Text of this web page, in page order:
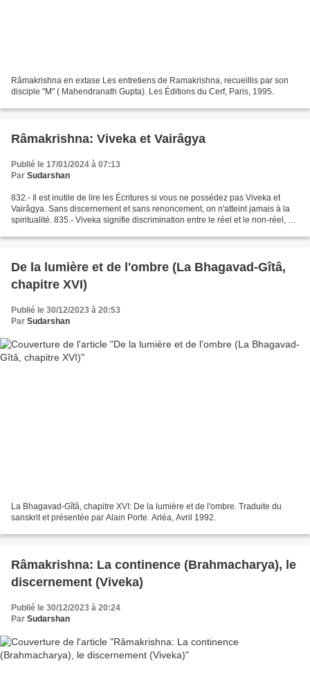
Râmakrishna en extase Les entretiens de Ramakrishna, recueillis par son
disciple "M" ( Mahendranath Gupta). Les Éditions du Cerf, Paris, 1995.
Râmakrishna: Viveka et Vairâgya
Publié le 17/01/2024 à 07:13
Par Sudarshan
832.- Il est inutile de lire les Écritures si vous ne possédez pas Viveka et
Vairâgya. Sans discernement et sans renoncement, on n'atteint jamais à la
spiritualité. 835.- Viveka signifie discrimination entre le réel et le non-réel, et
De la lumière et de l'ombre (La Bhagavad-Gîtâ,
chapitre XVI)
Publié le 30/12/2023 à 20:53
Par Sudarshan
La Bhagavad-Gîtâ, chapitre XVI: De la lumière et de l'ombre. Traduite du
sanskrit et présentée par Alain Porte. Arléa, Avril 1992.
Râmakrishna: La continence (Brahmacharya), le
discernement (Viveka)
Publié le 30/12/2023 à 20:24
Par Sudarshan